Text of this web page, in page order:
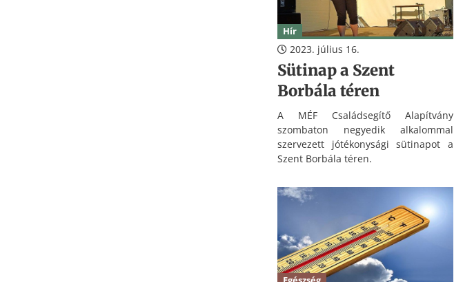
Hír
2023. július 16.
Sütinap a Szent
Borbála téren
A MÉF Családsegítő Alapítvány
szombaton negyedik alkalommal
szervezett jótékonysági sütinapot a
Szent Borbála téren.